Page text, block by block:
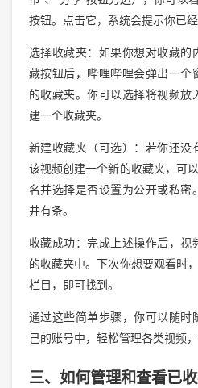
按钮。点击它，系统会提示你已经
选择收藏夹：如果你想对收藏的
藏按钮后，哔哩哔哩会弹出一个
的收藏夹。你可以选择将视频放
建一个收藏夹。
新建收藏夹（可选）：若你还没
该视频创建一个新的收藏夹，可
名并选择是否设置为公开或私密
井有条。
收藏成功：完成上述操作后，视
的收藏夹中。下次你想要观看时
栏目，即可找到。
通过这些简单步骤，你可以随时
己的账号中，轻松管理各类视频，
三、如何管理和查看已收